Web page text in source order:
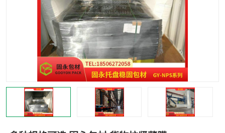
托盘裹包网兜
托盘捆绑带